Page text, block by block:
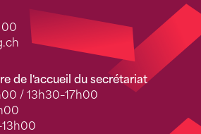
00
de l'accueil du secrétariat
/ 13h30–17h00